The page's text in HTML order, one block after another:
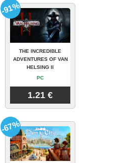
THE INCREDIBLE
ADVENTURES OF VAN
HELSING II
PC
1.21 €
-91%
-67%